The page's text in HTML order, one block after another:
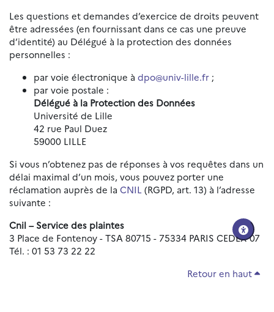
Les questions et demandes d’exercice de droits peuvent
être adressées (en fournissant dans ce cas une preuve
d’identité) au Délégué à la protection des données
personnelles :
par voie électronique à dpo@univ-lille.fr ;
par voie postale :
Délégué à la Protection des Données
Université de Lille
42 rue Paul Duez
59000 LILLE
Si vous n’obtenez pas de réponses à vos requêtes dans un
délai maximal d’un mois, vous pouvez porter une
réclamation auprès de la CNIL (RGPD, art. 13) à l’adresse
suivante :
Cnil – Service des plaintes
3 Place de Fontenoy - TSA 80715 - 75334 PARIS CEDEX 07
Tél. : 01 53 73 22 22
Retour en haut